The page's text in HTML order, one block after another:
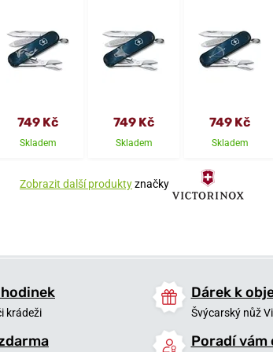
749 Kč
Skladem
749 Kč
Skladem
749 Kč
Skladem
Zobrazit další produktyznačky
krádeži
Dárek k
Švýcarský nůž
Poradí